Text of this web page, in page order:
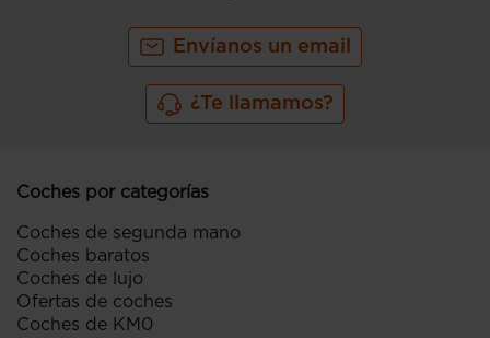
Envíanos un email
¿Te llamamos?
Coches por categorías
Coches de segunda mano
Coches baratos
Coches de lujo
Ofertas de coches
Coches de KM0